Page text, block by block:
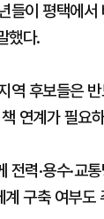
들이 평택에
했다.
역 후보들은
연계가 필요
력·용수·교
구축 여부도